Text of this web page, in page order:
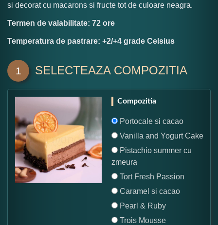
si decorat cu macarons si fructe tot de culoare neagra.
Termen de valabilitate: 72 ore
Temperatura de pastrare: +2/+4 grade Celsius
1 SELECTEAZA COMPOZITIA
Compozitia
Portocale si cacao
Vanilla and Yogurt Cake
Pistachio summer cu
zmeura
Tort Fresh Passion
Caramel si cacao
Pearl & Ruby
Trois Mousse